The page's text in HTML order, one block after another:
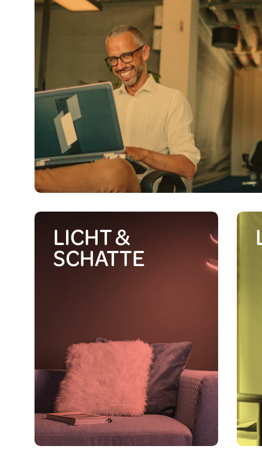
Small Business Bad
Wohnen
Küche
Garten
LICHT &
SCHATTE
Über uns
Team
Kontakt